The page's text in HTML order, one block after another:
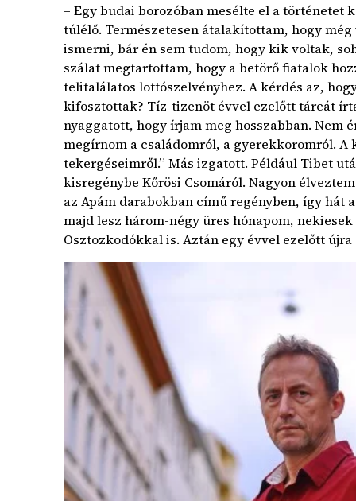
– Egy budai borozóban mesélte el a történetet
túlélő. Természetesen átalakítottam, hogy
ismerni, bár én sem tudom, hogy kik voltak,
szálat megtartottam, hogy a betörő fiatalok
telitalálatos lottószelvényhez. A kérdés az,
kifosztottak? Tíz-tizenöt évvel ezelőtt tárcát
nyaggatott, hogy írjam meg hosszabban. Nem
megírnom a családomról, a gyerekkoromról.
tekergéseimről.” Más izgatott. Például Tibet
kisregénybe Kőrösi Csomáról. Nagyon
az Apám darabokban című regényben, így hát
majd lesz három-négy üres hónapom,
Osztozkodókkal is. Aztán egy évvel ezelőtt